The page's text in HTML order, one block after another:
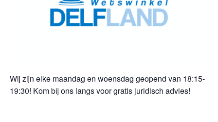
Wij zijn elke maandag en woensdag geopend van 18:15-
19:30! Kom bij ons langs voor gratis juridisch advies!